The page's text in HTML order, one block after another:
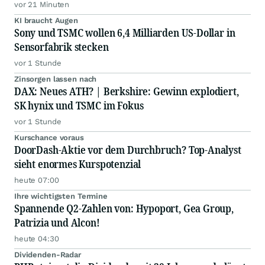
vor 21 Minuten
KI braucht Augen
Sony und TSMC wollen 6,4 Milliarden US-Dollar in
Sensorfabrik stecken
vor 1 Stunde
Zinsorgen lassen nach
DAX: Neues ATH? | Berkshire: Gewinn explodiert,
SK hynix und TSMC im Fokus
vor 1 Stunde
Kurschance voraus
DoorDash-Aktie vor dem Durchbruch? Top-Analyst
sieht enormes Kurspotenzial
heute 07:00
Ihre wichtigsten Termine
Spannende Q2-Zahlen von: Hypoport, Gea Group,
Patrizia und Alcon!
heute 04:30
Dividenden-Radar